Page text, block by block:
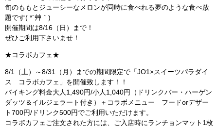
旬のももとジューシーなメロンが同時に食べれる夢のような食べ放
題です( *´艸｀)
開催期間は8/16（日）まで！
ぜひご利用下さいませ！
★コラボカフェ★
8/1（土）～8/31（月）までの期間限定で「JO1×スイーツパラダイ
ス コラボカフェ」を開催致します！！
バイキング料金大人1,490円/小人1,040円（ドリンクバー・ハーゲン
ダッツ＆イルジェラート付き）＋コラボメニュー フードorデザー
ト700円/ドリンク500円でご利用いただけます。
コラボカフェご注文された方には、ご入店時にランチョンマット1枚